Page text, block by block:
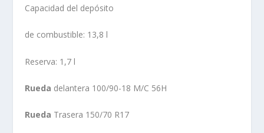
Capacidad del depósito
de combustible: 13,8 l
Reserva: 1,7 l
Rueda delantera 100/90-18 M/C 56H
Rueda Trasera 150/70 R17